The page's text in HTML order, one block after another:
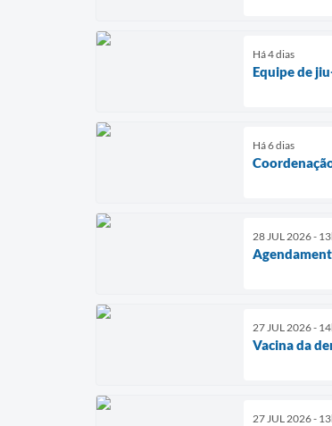
Há 4 dias
Equipe de
Há 6 dias
28 JUL 2026 -
27 JUL 2026 -
Vacina da
27 JUL 2026 -